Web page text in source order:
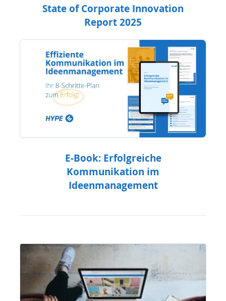
State of Corporate Innovation
Report 2025
E-Book: Erfolgreiche
Kommunikation im
Ideenmanagement